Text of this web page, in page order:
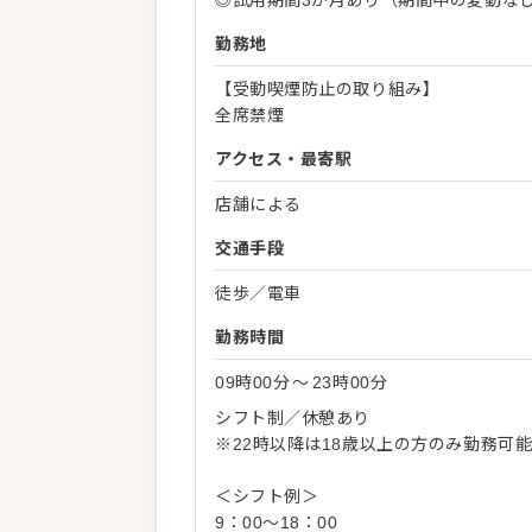
勤務地
【受動喫煙防止の取り組み】
全席禁煙
アクセス・最寄駅
店舗による
交通手段
徒歩／電車
勤務時間
09時00分〜 23時00分
シフト制／休憩あり
※22時以降は18歳以上の方のみ勤務可能
＜シフト例＞
9：00～18：00